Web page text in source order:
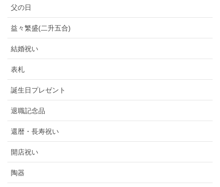
父の日
益々繁盛(二升五合)
結婚祝い
表札
誕生日プレゼント
退職記念品
還暦・長寿祝い
開店祝い
陶器